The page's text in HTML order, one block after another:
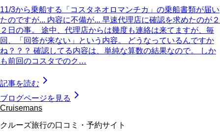
11/3から乗船する「コスタネオロマンチカ」の乗船書類が届い
たのですが... 内容に不備が... 早速代理店に確認を求めたのが２
２日の事。 途中、代理店からは幾度も連絡は来てますが、毎
回、「回答が来ない」という内容。 どうなっているんですか
ね？？？ 確認してる内容は、単純な算数の結果なので。 しか
も前回のコスタでのク…
記事を読む
ブログページを見る
Cruisemans
クルーズ旅行の口コミ・予約サイト